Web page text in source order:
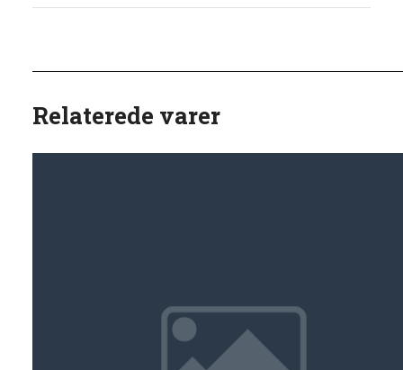
Relaterede varer